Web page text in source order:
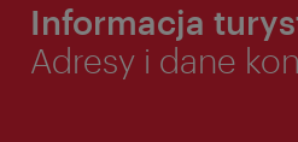
Informacja
Adresy i dane